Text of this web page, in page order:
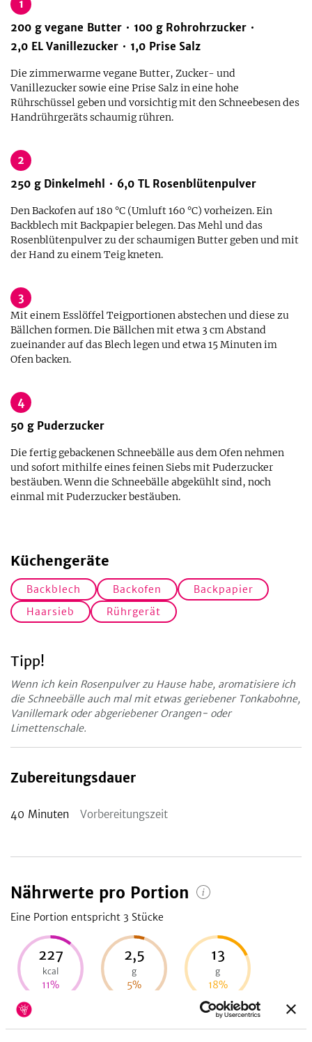
1
200 g vegane Butter 100 g Rohrohrzucker
2,0 EL Vanillezucker 1,0 Prise Salz
Die zimmerwarme vegane Butter, Zucker- und
Vanillezucker sowie eine Prise Salz in eine hohe
Rührschüssel geben und vorsichtig mit den Schneebesen des
Handrührgeräts schaumig rühren.
2
250 g Dinkelmehl 6,0 TL Rosenblütenpulver
Den Backofen auf 180 °C (Umluft 160 °C) vorheizen. Ein
Backblech mit Backpapier belegen. Das Mehl und das
Rosenblütenpulver zu der schaumigen Butter geben und mit
der Hand zu einem Teig kneten.
3
Mit einem Esslöffel Teigportionen abstechen und diese zu
Bällchen formen. Die Bällchen mit etwa 3 cm Abstand
zueinander auf das Blech legen und etwa 15 Minuten im
Ofen backen.
4
50 g Puderzucker
Die fertig gebackenen Schneebälle aus dem Ofen nehmen
und sofort mithilfe eines feinen Siebs mit Puderzucker
bestäuben. Wenn die Schneebälle abgekühlt sind, noch
einmal mit Puderzucker bestäuben.
Küchengeräte
Backblech Backofen
Backpapier
Haarsieb
Rührgerät
Tipp!
Wenn ich kein Rosenpulver zu Hause habe, aromatisiere ich
die Schneebälle auch mal mit etwas geriebener Tonkabohne,
Vanillemark oder abgeriebener Orangen- oder
Limettenschale.
Zubereitungsdauer
40 Minuten Vorbereitungszeit
Nährwerte pro Portion
Eine Portion entspricht 3 Stücke
227
kcal
11%
2,5
g
5%
13
g
18%
Fett